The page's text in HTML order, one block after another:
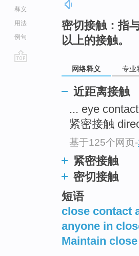
释义
用法
例句
密切接触：指
以上的接触。
网络释义 专业
近距离接触
... eye
紧密接触
基于125个网页-
紧密接触
密切接触
短语
close contact
anyone in
Maintain